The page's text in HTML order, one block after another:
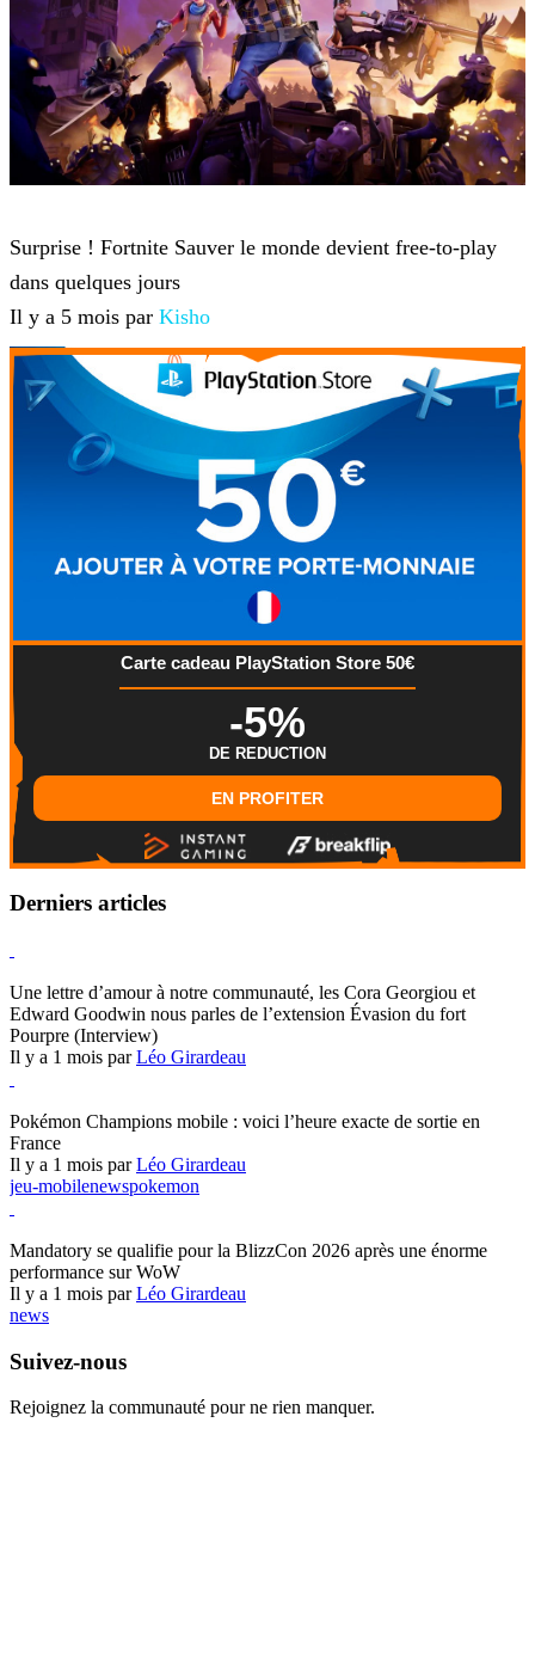
Surprise ! Fortnite Sauver le monde devient free-to-play
dans quelques jours
Il y a 5 mois par Kisho
Carte cadeau PlayStation Store 50€
-5%
DE REDUCTION
EN PROFITER
Derniers articles
Une lettre d’amour à notre communauté, les Cora Georgiou et
Edward Goodwin nous parles de l’extension Évasion du fort
Pourpre (Interview)
Il y a 1 mois parLéo Girardeau
Pokémon Champions mobile : voici l’heure exacte de sortie en
France
Il y a 1 mois parLéo Girardeau
jeu-mobilenewspokemon
Mandatory se qualifie pour la BlizzCon 2026 après une énorme
performance sur WoW
Il y a 1 mois parLéo Girardeau
news
Suivez-nous
Rejoignez la communauté pour ne rien manquer.